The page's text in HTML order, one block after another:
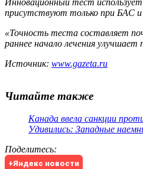
присутствуют только при БАС и
«Точность теста составляет
раннее начало лечения
Источник: www.gazeta.ru
Читайте также
Канада ввела санкции
Удивились: Западные
Поделитесь:
+Яндекс новости